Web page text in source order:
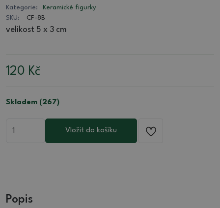
Kategorie:
Keramické figurky
SKU:
CF-8B
velikost 5 x 3 cm
120 Kč
Skladem (267)
Vložit do košíku
Popis